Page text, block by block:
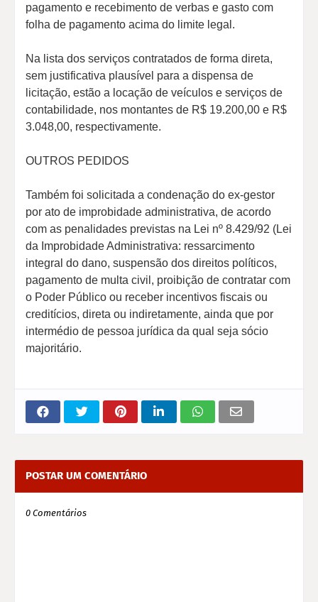
pagamento e recebimento de verbas e gasto com
folha de pagamento acima do limite legal.
Na lista dos serviços contratados de forma direta,
sem justificativa plausível para a dispensa de
licitação, estão a locação de veículos e serviços de
contabilidade, nos montantes de R$ 19.200,00 e R$
3.048,00, respectivamente.
OUTROS PEDIDOS
Também foi solicitada a condenação do ex-gestor
por ato de improbidade administrativa, de acordo
com as penalidades previstas na Lei nº 8.429/92 (Lei
da Improbidade Administrativa: ressarcimento
integral do dano, suspensão dos direitos políticos,
pagamento de multa civil, proibição de contratar com
o Poder Público ou receber incentivos fiscais ou
creditícios, direta ou indiretamente, ainda que por
intermédio de pessoa jurídica da qual seja sócio
majoritário.
POSTAR UM COMENTÁRIO
0 Comentários